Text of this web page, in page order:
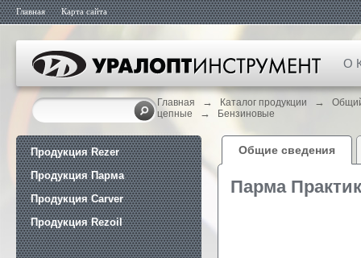
Главная Карта сайта
О
Главная → Каталог продукции →
цепные
→ Бензиновые
Продукция Rezer
Продукция Парма
Продукция Carver
Продукция Rezoil
Общие сведения
Парма